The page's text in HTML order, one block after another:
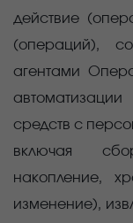
действие
(операций),
агентами
средств с
включая
накопление,
изменение),